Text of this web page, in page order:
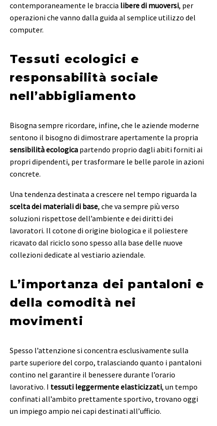
contemporaneamente le braccia libere di muoversi, per
operazioni che vanno dalla guida al semplice utilizzo del
computer.
Tessuti ecologici e
responsabilità sociale
nell’abbigliamento
Bisogna sempre ricordare, infine, che le aziende moderne
sentono il bisogno di dimostrare apertamente la propria
sensibilità ecologica partendo proprio dagli abiti forniti ai
propri dipendenti, per trasformare le belle parole in azioni
concrete.
Una tendenza destinata a crescere nel tempo riguarda la
scelta dei materiali di base, che va sempre più verso
soluzioni rispettose dell’ambiente e dei diritti dei
lavoratori. Il cotone di origine biologica e il poliestere
ricavato dal riciclo sono spesso alla base delle nuove
collezioni dedicate al vestiario aziendale.
L’importanza dei pantaloni e
della comodità nei
movimenti
Spesso l’attenzione si concentra esclusivamente sulla
parte superiore del corpo, tralasciando quanto i pantaloni
contino nel garantire il benessere durante l’orario
lavorativo. I tessuti leggermente elasticizzati, un tempo
confinati all’ambito prettamente sportivo, trovano oggi
un impiego ampio nei capi destinati all’ufficio.